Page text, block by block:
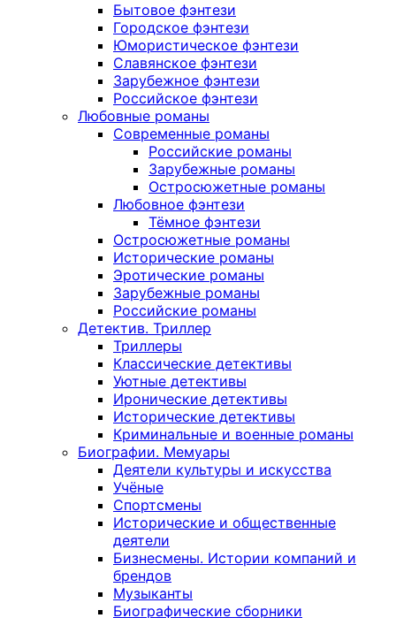
Бытовое фэнтези
Городское фэнтези
Юмористическое фэнтези
Славянское фэнтези
Зарубежное фэнтези
Российское фэнтези
Любовные романы
Современные романы
Российские романы
Зарубежные романы
Остросюжетные романы
Любовное фэнтези
Тёмное фэнтези
Остросюжетные романы
Исторические романы
Эротические романы
Зарубежные романы
Российские романы
Детектив. Триллер
Триллеры
Классические детективы
Уютные детективы
Иронические детективы
Исторические детективы
Криминальные и военные романы
Биографии. Мемуары
Деятели культуры и искусства
Учёные
Спортсмены
Исторические и общественные
деятели
Бизнесмены. Истории компаний и
брендов
Музыканты
Биографические сборники